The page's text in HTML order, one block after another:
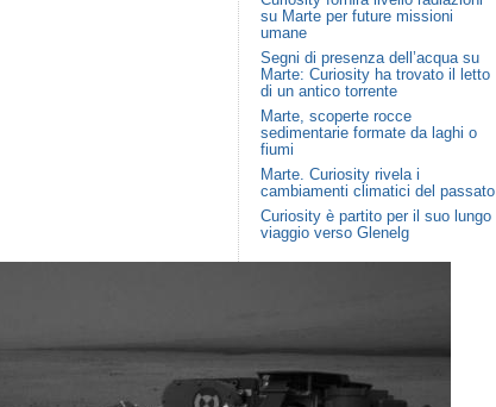
su Marte per future missioni
umane
Segni di presenza dell’acqua su
Marte: Curiosity ha trovato il letto
di un antico torrente
Marte, scoperte rocce
sedimentarie formate da laghi o
fiumi
Marte. Curiosity rivela i
cambiamenti climatici del passato
Curiosity è partito per il suo lungo
viaggio verso Glenelg